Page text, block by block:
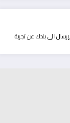
الى بلدك عن تجربة